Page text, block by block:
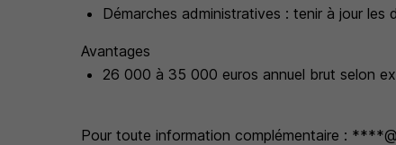
Démarches administratives : tenir à jour les
Avantages
26 000 à 35 000 euros annuel brut selon
Pour toute information complémentaire :